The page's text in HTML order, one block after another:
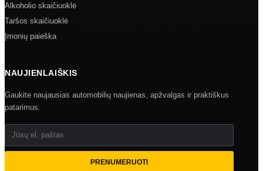
Alkoholio skaičiuoklė
Taršos skaičiuoklė
Įmonių paieška
NAUJIENLAIŠKIS
Gaukite naujausias automobilių naujienas, apžvalgas ir praktiškus
patarimus.
Jūsų el. paštas
PRENUMERUOTI